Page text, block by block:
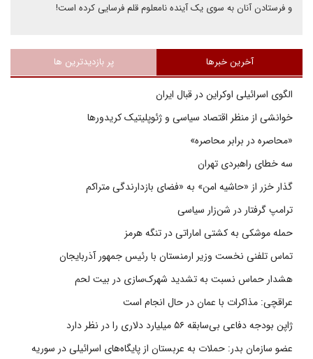
و فرستادن آنان به سوی یک آینده نامعلوم قلم فرسایی کرده است!
آخرین خبرها پر بازدیدترین ها
الگوی اسرائیلی اوکراین در قبال ایران
خوانشی از منظر اقتصاد سیاسی و ژئوپلیتیک کریدورها
«محاصره در برابر محاصره»
سه خطای راهبردی تهران
گذار خزر از «حاشیه امن» به «فضای بازدارندگی متراکم
ترامپ گرفتار در شن‌زار سیاسی
حمله موشکی به کشتی اماراتی در تنگه هرمز
تماس تلفنی نخست وزیر ارمنستان با رئیس جمهور آذربایجان
هشدار حماس نسبت به تشدید شهرک‌سازی در بیت‌ لحم
عراقچی: مذاکرات با عمان در حال انجام است
ژاپن بودجه دفاعی بی‌سابقه ۵۶ میلیارد دلاری را در نظر دارد
عضو سازمان بدر: حملات به عربستان از پایگاه‌های اسرائیلی در سوریه